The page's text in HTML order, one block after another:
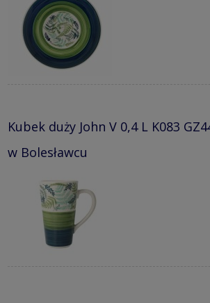
Kubek duży John V 0,4 L K083
w Bolesławcu